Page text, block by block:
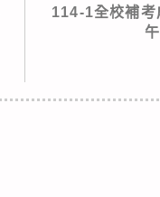
114-1全校補